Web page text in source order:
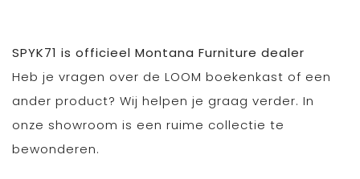
SPYK71 is officieel Montana Furniture dealer
Heb je vragen over de LOOM boekenkast of een
ander product? Wij helpen je graag verder. In
onze showroom is een ruime collectie te
bewonderen.